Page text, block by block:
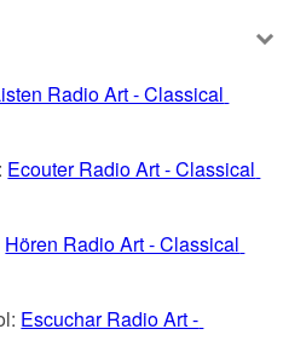
Radio Art - Classical
Ecouter Radio Art - Classical
Hören Radio Art - Classical
Escuchar Radio Art -